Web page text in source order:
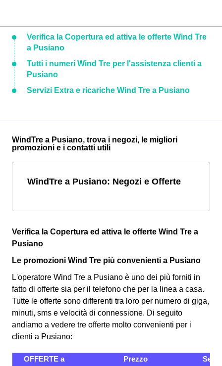
Verifica la Copertura ed attiva le offerte Wind Tre
a Pusiano
Tutti i numeri Wind Tre per l'assistenza clienti a
Pusiano
Servizi Extra e ricariche Wind Tre a Pusiano
WindTre a Pusiano, trova i negozi, le migliori
promozioni e i contatti utili
WindTre a Pusiano: Negozi e Offerte
Verifica la Copertura ed attiva le offerte Wind Tre a
Pusiano
Le promozioni Wind Tre più convenienti a Pusiano
L'operatore Wind Tre a Pusiano è uno dei più forniti in
fatto di offerte sia per il telefono che per la linea a casa.
Tutte le offerte sono differenti tra loro per numero di giga,
minuti, sms e velocità di connessione. Di seguito
andiamo a vedere tre offerte molto convenienti per i
clienti a Pusiano:
OFFERTE a
Prezzo